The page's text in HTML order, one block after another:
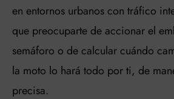
en entornos urbanos con tráfico
que preocuparte de accionar el
semáforo o de calcular cuándo
la moto lo hará todo por ti, de
precisa.